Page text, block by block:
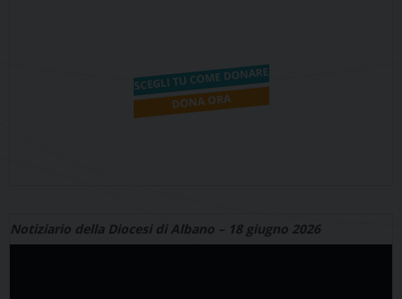
Notiziario della Diocesi di Albano – 18 giugno 2026